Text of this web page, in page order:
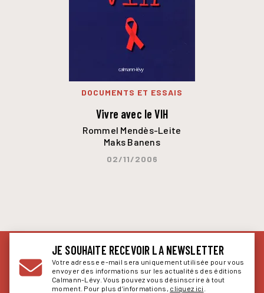
DOCUMENTS ET ESSAIS
Vivre avec le VIH
Rommel Mendès-Leite
Maks Banens
02/11/2006
JE SOUHAITE RECEVOIR LA NEWSLETTER
Votre adresse e-mail sera uniquement utilisée pour vous
envoyer des informations sur les actualités des éditions
Calmann-Lévy. Vous pouvez vous désinscrire à tout
moment. Pour plus d’informations, cliquez ici